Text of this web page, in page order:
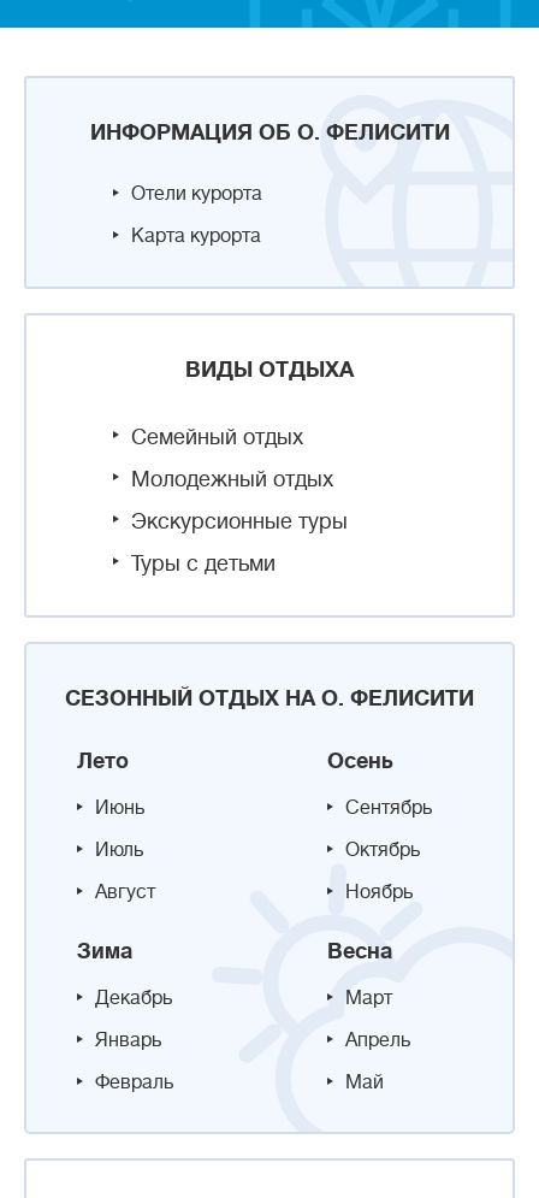
ИНФОРМАЦИЯ ОБ О. ФЕЛИСИТИ
Отели курорта
Карта курорта
ВИДЫ ОТДЫХА
Семейный отдых
Молодежный отдых
Экскурсионные туры
Туры с детьми
СЕЗОННЫЙ ОТДЫХ НА О. ФЕЛИСИТИ
Лето
Июнь
Июль
Август
Осень
Сентябрь
Октябрь
Ноябрь
Зима
Декабрь
Январь
Февраль
Весна
Март
Апрель
Май